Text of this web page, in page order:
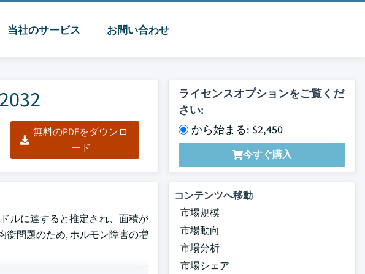
当社のサービス お問い合わせ
無料のPDFをダウンロ
ード
ライセンスオプションをご覧くだ
さい:
から始まる: $2,450
今すぐ購入
ルに達すると推定され、面積が
衡問題のため, ホルモン障害の増
コンテンツへ移動
市場規模
市場動向
市場分析
市場シェア